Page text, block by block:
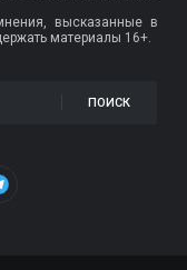
высказанные в
материалы 16+.
ПОИСК